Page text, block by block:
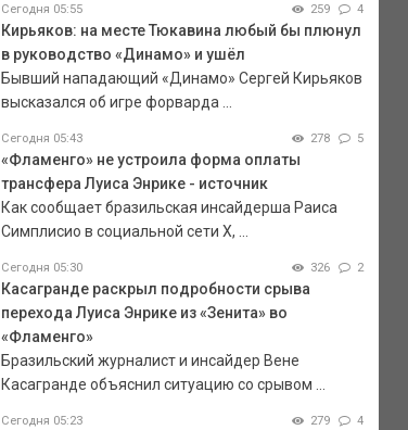
Сегодня 05:55 259 4
Кирьяков: на месте Тюкавина любый бы плюнул
в руководство «Динамо» и ушёл
Бывший нападающий «Динамо» Сергей Кирьяков
высказался об игре форварда ...
Сегодня 05:43 278 5
«Фламенго» не устроила форма оплаты
трансфера Луиса Энрике - источник
Как сообщает бразильская инсайдерша Раиса
Симплисио в социальной сети Х, ...
Сегодня 05:30 326 2
Касагранде раскрыл подробности срыва
перехода Луиса Энрике из «Зенита» во
«Фламенго»
Бразильский журналист и инсайдер Вене
Касагранде объяснил ситуацию со срывом ...
Сегодня 05:23 279 4